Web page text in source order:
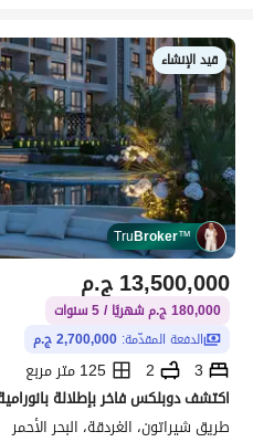
قيد الإنشاء
TruBroker™
ج.م13,500,000
180,000 ج.م شهريًا / 5 سنوات
الدفعة المقدّمة: 2,700,000 ج.م
3
2
125 متر مربع
طريق شيراتون، الغردقة، البحر الأحمر